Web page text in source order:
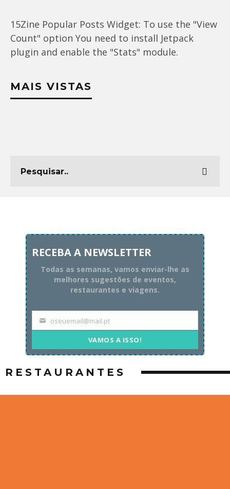
15Zine Popular Posts Widget: To use the "View
Count" option You need to install Jetpack
plugin and enable the "Stats" module.
MAIS VISTAS
RECEBA A NEWSLETTER
Todas as semanas, vamos enviar-lhe as
melhores sugestões de eventos,
restaurantes e viagens.
Youroseuemail@mail.pt
VAMOS A ISSO!
RESTAURANTES